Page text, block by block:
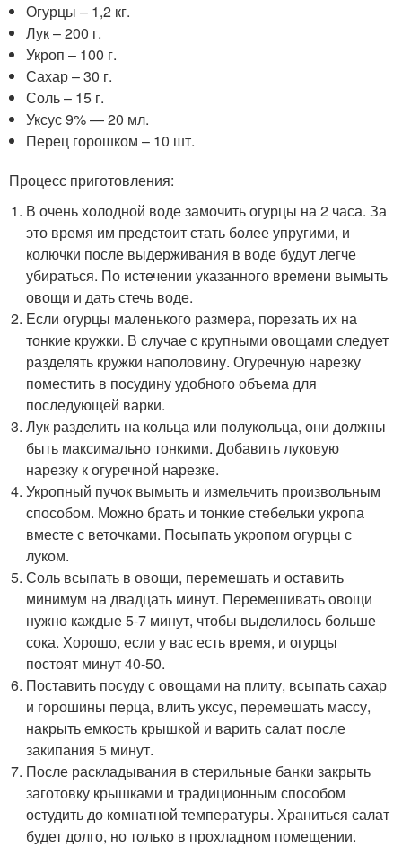
Огурцы – 1,2 кг.
Лук – 200 г.
Укроп – 100 г.
Сахар – 30 г.
Соль – 15 г.
Уксус 9% — 20 мл.
Перец горошком – 10 шт.
Процесс приготовления:
В очень холодной воде замочить огурцы на 2 часа. За
это время им предстоит стать более упругими, и
колючки после выдерживания в воде будут легче
убираться. По истечении указанного времени вымыть
овощи и дать стечь воде.
Если огурцы маленького размера, порезать их на
тонкие кружки. В случае с крупными овощами следует
разделять кружки наполовину. Огуречную нарезку
поместить в посудину удобного объема для
последующей варки.
Лук разделить на кольца или полукольца, они должны
быть максимально тонкими. Добавить луковую
нарезку к огуречной нарезке.
Укропный пучок вымыть и измельчить произвольным
способом. Можно брать и тонкие стебельки укропа
вместе с веточками. Посыпать укропом огурцы с
луком.
Соль всыпать в овощи, перемешать и оставить
минимум на двадцать минут. Перемешивать овощи
нужно каждые 5-7 минут, чтобы выделилось больше
сока. Хорошо, если у вас есть время, и огурцы
постоят минут 40-50.
Поставить посуду с овощами на плиту, всыпать сахар
и горошины перца, влить уксус, перемешать массу,
накрыть емкость крышкой и варить салат после
закипания 5 минут.
После раскладывания в стерильные банки закрыть
заготовку крышками и традиционным способом
остудить до комнатной температуры. Храниться салат
будет долго, но только в прохладном помещении.